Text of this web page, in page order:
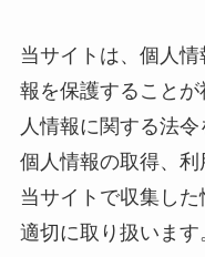
当サイトは、個人
報を保護すること
人情報に関する法
個人情報の取得、利
当サイトで収集し
適切に取り扱います